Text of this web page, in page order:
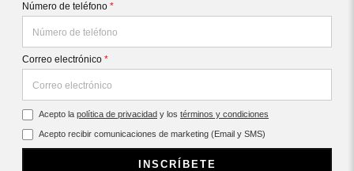
Número de teléfono *
Correo electrónico *
Acepto la política de privacidad y los términos y condiciones
Acepto recibir comunicaciones de marketing (Email y SMS)
INSCRÍBETE